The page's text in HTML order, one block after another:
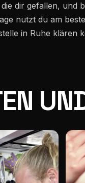
dir gefallen, und
nutzt du am
in Ruhe klären